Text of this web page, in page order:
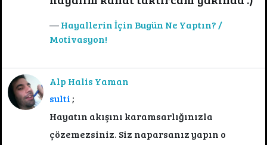
Hayallerin İçin Bugün Ne Yaptın? /
Motivasyon!
Alp Halis Yaman
sulti ;
Hayatın akışını karamsarlığınızla
çözemezsiniz. Siz naparsanız yapın o